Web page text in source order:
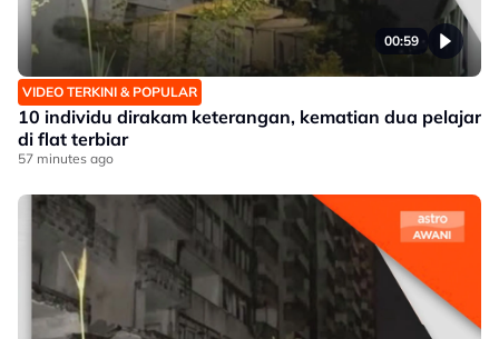
00:59
VIDEO TERKINI & POPULAR
10 individu dirakam keterangan, kematian dua pelajar
di flat terbiar
57 minutes ago